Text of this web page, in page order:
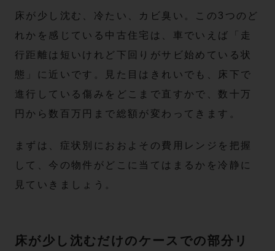
床が少し沈む、冷たい、カビ臭い。この3つのど
れかを感じている中古住宅は、車でいえば「走
行距離は短いけれど下回りがサビ始めている状
態」に近いです。見た目はきれいでも、床下で
進行している傷みをどこまで直すかで、数十万
円から数百万円まで総額が変わってきます。
まずは、症状別におおよその費用レンジを把握
して、今の物件がどこに当てはまるかを冷静に
見ていきましょう。
床が少し沈むだけのケースでの部分リ